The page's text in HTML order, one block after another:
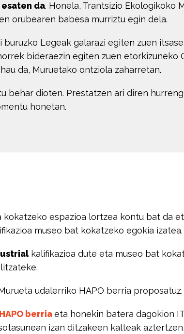
da. Honela, Trantsizio Ekologikoko
orubearen babesa murriztu egin dela.
Legeak galarazi egiten zuen
bideraezin egiten zuen etorkizuneko
da, Muruetako ontziola zaharretan.
behar dioten. Prestatzen ari diren
honetan.
kokatzeko espazioa lortzea kontu bat da
museo bat kokatzeko egokia izatea.
kalifikazioa dute eta museo bat
udalerriko HAPO berria proposatuz.
HAPO berriaeta honekin batera dagokion
izan ditzakeen kalteak